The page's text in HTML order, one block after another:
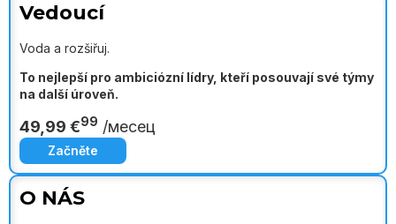
Vedoucí
Voda a rozšiřuj.
To nejlepší pro ambiciózní lídry, kteří posouvají své týmy
na další úroveň.
49,99 €99 /месец
Začněte
O NÁS